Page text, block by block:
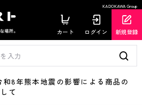
KADOKAWA Group
カート ログイン 新規登録
8年熊本地震の影響による商品の
て